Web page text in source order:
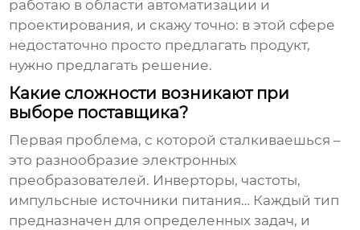
работаю в области автоматизации и
проектирования, и скажу точно: в этой сфере
недостаточно просто предлагать продукт,
нужно предлагать решение.
Какие сложности возникают при
выборе поставщика?
Первая проблема, с которой сталкиваешься –
это разнообразиеэлектронных
преобразователей. Инверторы, частоты,
импульсные источники питания… Каждый тип
предназначен для определенных задач, и